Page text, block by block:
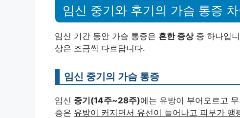
임신 중기와 후기의 가슴 통증 차
임신 기간 동안 가슴 통증은 흔한 증상중 하나입
상은 조금씩 다르답니다.
임신 중기의 가슴 통증
임신 중기(14주~28주)에는 유방이 부어오르고
증은 유방이 커지면서 유선이 늘어나고 피부가 팽